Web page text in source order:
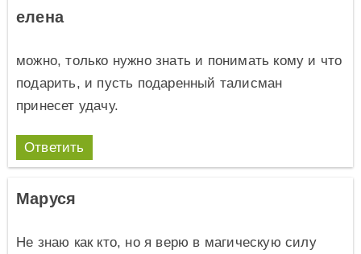
елена
можно, только нужно знать и понимать кому и что
подарить, и пусть подаренный талисман
принесет удачу.
Ответить
Маруся
Не знаю как кто, но я верю в магическую силу